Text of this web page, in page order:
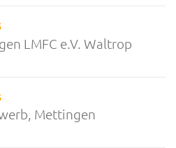
LMFC e.V. Waltrop
Mettingen